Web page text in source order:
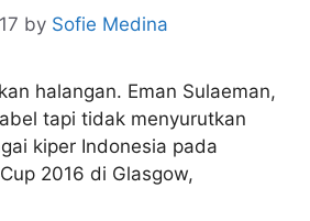
by Sofie Medina
halangan. Eman Sulaeman,
tapi tidak menyurutkan
kiper Indonesia pada
2016 di Glasgow,